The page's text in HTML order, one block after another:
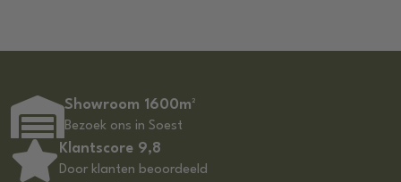
Showroom 1600m²
Bezoek ons in Soest
Klantscore 9,8
Door klanten beoordeeld